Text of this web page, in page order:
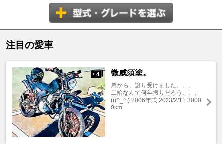
注目の愛車
+ 4 微威須塗。
弟から、譲り受けました。。。
二輪なんて何年振りだろう。。。
(((^_^;) 2006年式 2023/2/11 3000
0km